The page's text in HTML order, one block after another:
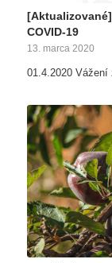
COVID-19
13. marca 2020
01.4.2020